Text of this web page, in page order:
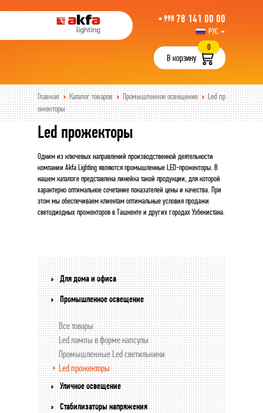
+ 998 78 141 00 00
РУС
UZB
В корзину
0
Главная Каталог товаров Промышленное освещение
Led пр
ожекторы
Led прожекторы
Одним из ключевых направлений производственной деятельности
компании Akfa Lighting являются промышленные LED-прожекторы. В
нашем каталоге представлена линейка такой продукции, для которой
характерно оптимальное сочетание показателей цены и качества. При
этом мы обеспечиваем клиентам оптимальные условия продажи
светодиодных прожекторов в Ташкенте и других городах Узбекистана.
Для дома и офиса
Промышленное освещение
Все товары
Led лампы в форме капсулы
Промышленные Led светильники
Led прожекторы
Уличное освещение
Стабилизаторы напряжения